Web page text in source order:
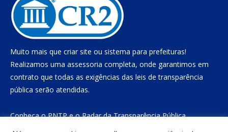
Muito mais que criar site ou sistema para prefeituras!
Realizamos uma assessoria completa, onde garantimos em
contrato que todas as exigências das leis de transparência
pública serão atendidas.
Conheça oPNTPe oRadar da Transparência Pública